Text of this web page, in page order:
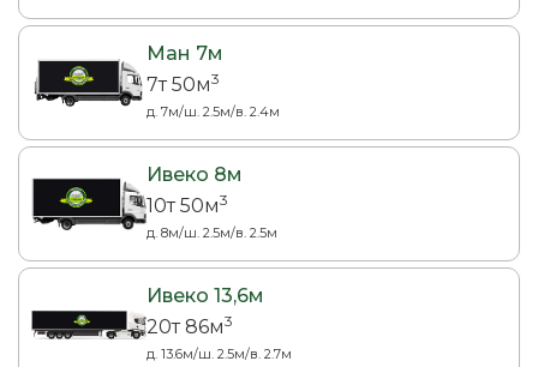
Ман 7м
7т 50м3
д. 7м/ш. 2.5м/в. 2.4м
Ивеко 8м
10т 50м3
д. 8м/ш. 2.5м/в. 2.5м
Ивеко 13,6м
20т 86м3
д. 13.6м/ш. 2.5м/в. 2.7м